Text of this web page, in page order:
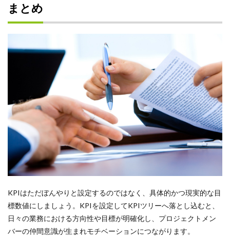
まとめ
KPIはただぼんやりと設定するのではなく、具体的かつ現実的な目
標数値にしましょう。KPIを設定してKPIツリーへ落とし込むと、
日々の業務における方向性や目標が明確化し、プロジェクトメン
バーの仲間意識が生まれモチベーションにつながります。